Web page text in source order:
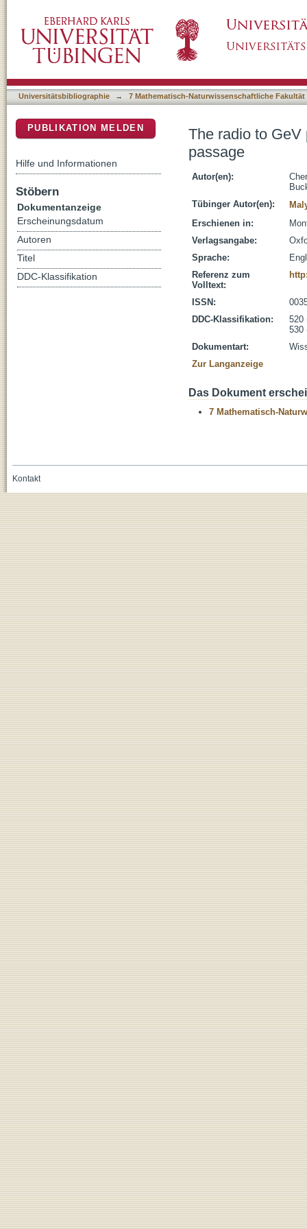
Universitätsbibliographie → 7 Mathematisch-Naturwissenschaftliche Fakultät
The radio to
passage
Autor(en):
Tübinger Autor(en):
Erschienen in:
Verlagsangabe:
Sprache:
Referenz zum
Volltext:
ISSN:
DDC-Klassifikation:
520
530
Dokumentart:
Zur Langanzeige
Das Dokument
7 Mathematisch-
PUBLIKATION MELDEN
Hilfe und Informationen
Stöbern
Dokumentanzeige
Erscheinungsdatum
Autoren
Titel
DDC-Klassifikation
Kontakt